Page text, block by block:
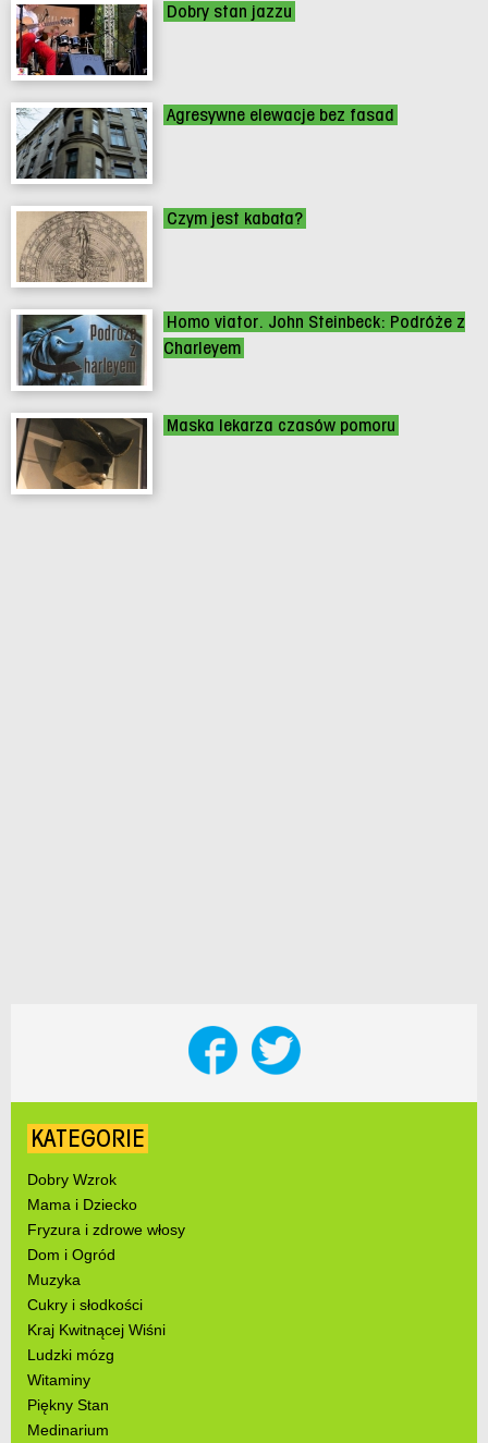
Dobry stan jazzu
Agresywne elewacje bez fasad
Czym jest kabała?
Homo viator. John Steinbeck: Podróże z
Charleyem
Maska lekarza czasów pomoru
KATEGORIE
Dobry Wzrok
Mama i Dziecko
Fryzura i zdrowe włosy
Dom i Ogród
Muzyka
Cukry i słodkości
Kraj Kwitnącej Wiśni
Ludzki mózg
Witaminy
Piękny Stan
Medinarium